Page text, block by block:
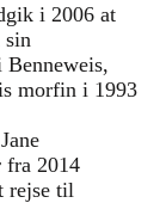
i 2006 at
sin
morfin i 1993
fra 2014
rejse til